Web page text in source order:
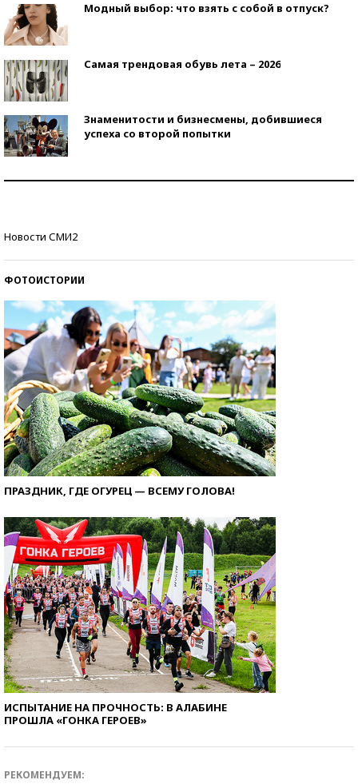
Модный выбор: что взять с собой в отпуск?
Самая трендовая обувь лета – 2026
Знаменитости и бизнесмены, добившиеся
успеха со второй попытки
Новости СМИ2
ФОТОИСТОРИИ
ПРАЗДНИК, ГДЕ ОГУРЕЦ — ВСЕМУ ГОЛОВА!
ИСПЫТАНИЕ НА ПРОЧНОСТЬ: В АЛАБИНЕ
ПРОШЛА «ГОНКА ГЕРОЕВ»
РЕКОМЕНДУЕМ: